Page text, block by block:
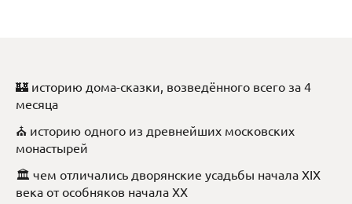
🏰 историю дома-сказки, возведённого всего за 4
месяца
⛪ историю одного из древнейших московских
монастырей
🏛️ чем отличались дворянские усадьбы начала XIX
века от особняков начала XX